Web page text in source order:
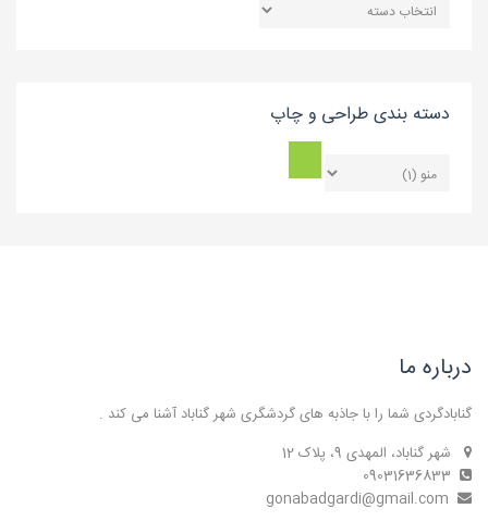
بندی
دسته بندی طراحی و چاپ
درباره ما
گنابادگردی شما را با جاذبه های گردشگری شهر گناباد آشنا می کند .
شهر گناباد، المهدی 9، پلاک 12